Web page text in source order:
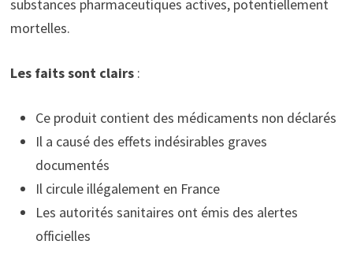
substances pharmaceutiques actives, potentiellement
mortelles.
Les faits sont clairs:
Ce produit contient des médicaments non déclarés
Il a causé des effets indésirables graves
documentés
Il circule illégalement en France
Les autorités sanitaires ont émis des alertes
officielles